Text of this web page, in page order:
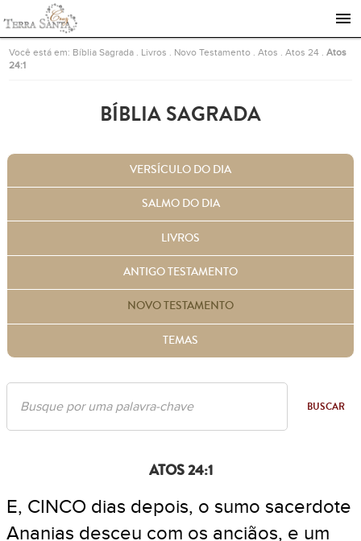
Ir para a página inicial
Você está em: Bíblia Sagrada Livros Novo Testamento .Atos .Atos 24 .Atos
24:1
BÍBLIA SAGRADA
VERSÍCULO DO DIA
SALMO DO DIA
LIVROS
ANTIGO TESTAMENTO
NOVO TESTAMENTO
TEMAS
BUSCAR
ATOS 24:1
E, CINCO dias depois, o sumo sacerdote
Ananias desceu com os anciãos, e um